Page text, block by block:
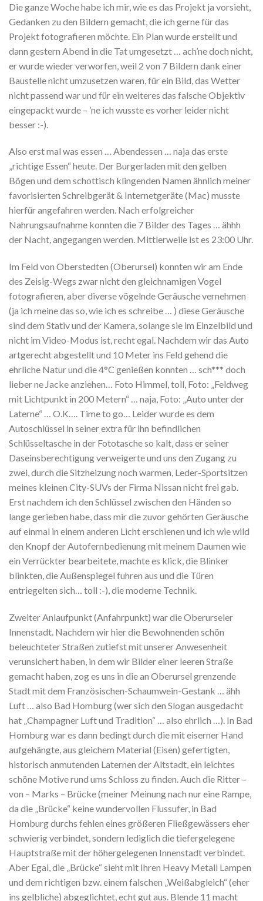
Die ganze Woche habe ich mir, wie es das Projekt ja vorsieht,
Gedanken zu den Bildern gemacht, die ich gerne für das
Projekt fotografieren möchte. Ein Plan wurde erstellt und
dann gestern Abend in die Tat umgesetzt … ach’ne doch nicht,
er wurde wieder verworfen, weil 2 von 7 Bildern dank einer
Baustelle nicht umzusetzen waren, für ein Bild, das Wetter
nicht passend war und für ein weiteres das falsche Objektiv
eingepackt wurde – ’ne ich wusste es vorher leider nicht
besser :-).
Also erst mal was essen … Abendessen … naja das erste
„richtige Essen“ heute. Der Burgerladen mit den gelben
Bögen und dem schottisch klingenden Namen ähnlich meiner
favorisierten Schreibgerät & Internetgeräte (Mac) musste
hierfür angefahren werden. Nach erfolgreicher
Nahrungsaufnahme konnten die 7 Bilder des Tages … ähhh
der Nacht, angegangen werden. Mittlerweile ist es 23:00 Uhr.
Im Feld von Oberstedten (Oberursel) konnten wir am Ende
des Zeisig-Wegs zwar nicht den gleichnamigen Vogel
fotografieren, aber diverse vögelnde Geräusche vernehmen
(ja ich meine das so, wie ich es schreibe … ) diese Geräusche
sind dem Stativ und der Kamera, solange sie im Einzelbild und
nicht im Video-Modus ist, recht egal. Nachdem wir das Auto
artgerecht abgestellt und 10 Meter ins Feld gehend die
ehrliche Natur und die 4°C genießen konnten … sch*** doch
lieber ne Jacke anziehen… Foto Himmel, toll, Foto: „Feldweg
mit Lichtpunkt in 200 Metern“ … naja, Foto: „Auto unter der
Laterne“ … O.K…. Time to go… Leider wurde es dem
Autoschlüssel in seiner extra für ihn befindlichen
Schlüsseltasche in der Fototasche so kalt, dass er seiner
Daseinsberechtigung verweigerte und uns den Zugang zu
zwei, durch die Sitzheizung noch warmen, Leder-Sportsitzen
meines kleinen City-SUVs der Firma Nissan nicht frei gab.
Erst nachdem ich den Schlüssel zwischen den Händen so
lange gerieben habe, dass mir die zuvor gehörten Geräusche
auf einmal in einem anderen Licht erschienen und ich wie wild
den Knopf der Autofernbedienung mit meinem Daumen wie
ein Verrückter bearbeitete, machte es klick, die Blinker
blinkten, die Außenspiegel fuhren aus und die Türen
entriegelten sich… toll :-), die moderne Technik.
Zweiter Anlaufpunkt (Anfahrpunkt) war die Oberurseler
Innenstadt. Nachdem wir hier die Bewohnenden schön
beleuchteter Straßen zutiefst mit unserer Anwesenheit
verunsichert haben, in dem wir Bilder einer leeren Straße
gemacht haben, zog es uns in die an Oberursel grenzende
Stadt mit dem Französischen-Schaumwein-Gestank … ähh
Luft … also Bad Homburg (wer sich den Slogan ausgedacht
hat „Champagner Luft und Tradition“ … also ehrlich …). In Bad
Homburg war es dann bedingt durch die mit eiserner Hand
aufgehängte, aus gleichem Material (Eisen) gefertigten,
historisch anmutenden Laternen der Altstadt, ein leichtes
schöne Motive rund ums Schloss zu finden. Auch die Ritter –
von – Marks – Brücke (meiner Meinung nach nur eine Rampe,
da die „Brücke“ keine wundervollen Flussufer, in Bad
Homburg durchs fehlen eines größeren Fließgewässers eher
schwierig verbindet, sondern lediglich die tiefergelegene
Hauptstraße mit der höhergelegenen Innenstadt verbindet.
Aber Egal, die „Brücke“ sieht mit Ihren Heavy Metall Lampen
und dem richtigen bzw. einem falschen „Weißabgleich“ (eher
ins gelbliche) abgeglichtet, echt gut aus. Blende 11 macht